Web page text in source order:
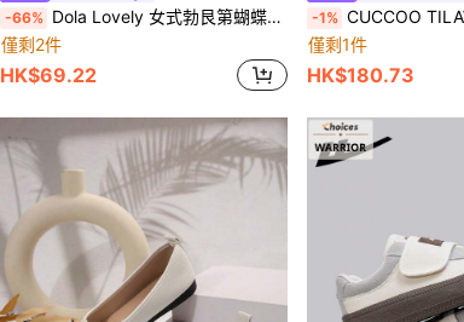
-66% Dola Lovely 女式勃艮第蝴蝶装饰高跟鞋配踝带秋季勃艮第高跟鞋新年假期
僅剩2件
HK$69.22
-1% CUCCOO TILAWA 女士链条装饰复古花卉拼布设计尖头露跟小猫高跟鞋，时
僅剩1件
HK$180.73